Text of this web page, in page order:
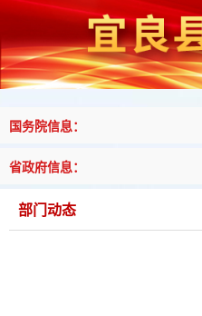
国务院信息：
省政府信息：
部门动态